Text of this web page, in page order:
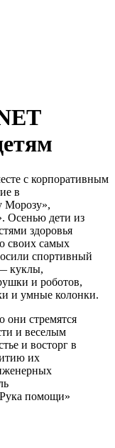
с корпоративным
в
Морозу»,
Осенью дети из
здоровья
своих самых
спортивный
куклы,
и роботов,
и умные колонки.
они стремятся
и веселым
и восторг в
их
помощи»